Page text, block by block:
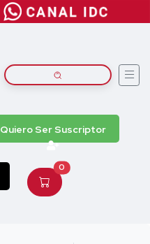
Quiero Ser Suscriptor
0